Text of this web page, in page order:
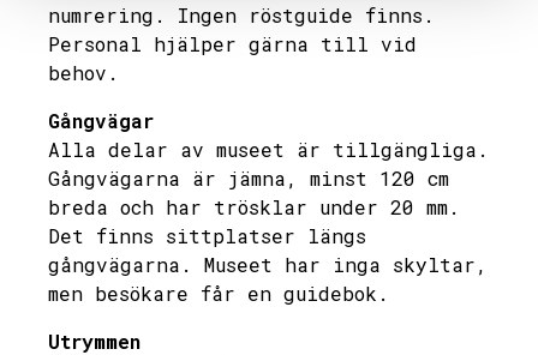
numrering. Ingen röstguide finns.
Personal hjälper gärna till vid
behov.
Gångvägar
Alla delar av museet är tillgängliga.
Gångvägarna är jämna, minst 120 cm
breda och har trösklar under 20 mm.
Det finns sittplatser längs
gångvägarna. Museet har inga skyltar,
men besökare får en guidebok.
Utrymmen